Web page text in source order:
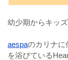
幼少期からキッ
aespaのカリナに
を浴びている